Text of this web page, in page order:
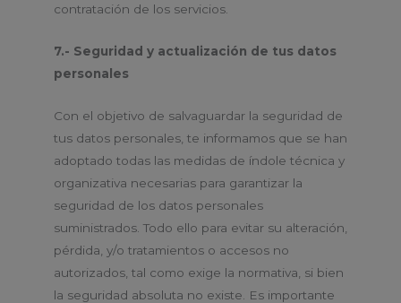
contratación de los servicios.
7.- Seguridad y actualización de tus datos
personales
Con el objetivo de salvaguardar la seguridad de
tus datos personales, te informamos que se han
adoptado todas las medidas de índole técnica y
organizativa necesarias para garantizar la
seguridad de los datos personales
suministrados. Todo ello para evitar su alteración,
pérdida, y/o tratamientos o accesos no
autorizados, tal como exige la normativa, si bien
la seguridad absoluta no existe. Es importante